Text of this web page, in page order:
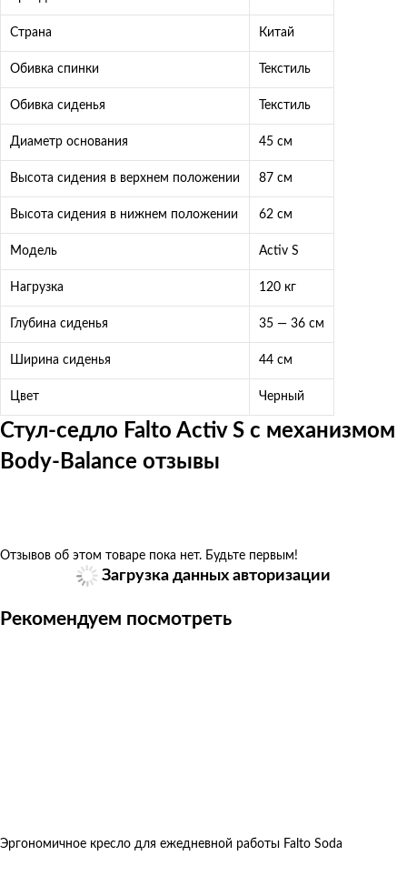
Страна Китай
Обивка спинки Текстиль
Обивка сиденья Текстиль
Диаметр основания 45 см
Высота сидения в верхнем положении 87 см
Высота сидения в нижнем положении 62 см
Модель Activ S
Нагрузка 120 кг
Глубина сиденья 35 — 36 см
Ширина сиденья 44 см
Цвет Черный
Стул-седло Falto Activ S с механизмом
Body-Balance отзывы
Отзывов об этом товаре пока нет. Будьте первым!
Загрузка данных авторизации
Рекомендуем посмотреть
Эргономичное кресло для ежедневной работы Falto Soda